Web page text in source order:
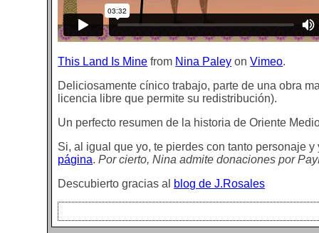
This Land Is Mine from Nina Paley onVimeo.
Deliciosamente cínico trabajo, parte de una obra
licencia libre que permite su redistribución).
Un perfecto resumen de la historia de Oriente
Si, al igual que yo, te pierdes con tanto personaje
página.Por cierto, Nina admite donaciones por
Descubierto gracias al
blog de J.Rosales